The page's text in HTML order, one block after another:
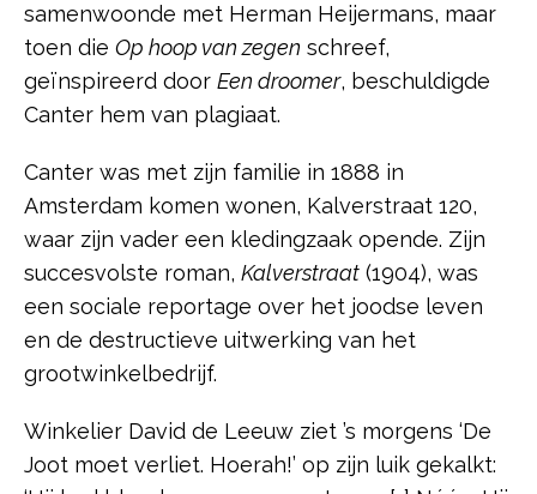
samenwoonde met Herman Heijermans, maar
toen die Op hoop van zegen schreef,
geïnspireerd door Een droomer, beschuldigde
Canter hem van plagiaat.
Canter was met zijn familie in 1888 in
Amsterdam komen wonen, Kalverstraat 120,
waar zijn vader een kledingzaak opende. Zijn
succesvolste roman, Kalverstraat (1904), was
een sociale reportage over het joodse leven
en de destructieve uitwerking van het
grootwinkelbedrijf.
Winkelier David de Leeuw ziet ’s morgens ‘De
Joot moet verliet. Hoerah!’ op zijn luik gekalkt: